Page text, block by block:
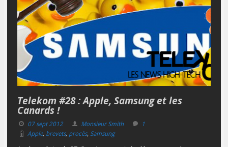
Telekom #28 : Apple, Samsung et les
Canards !
07 sept 2012 Monsieur Smith
1
Apple, brevets, procès, Samsung